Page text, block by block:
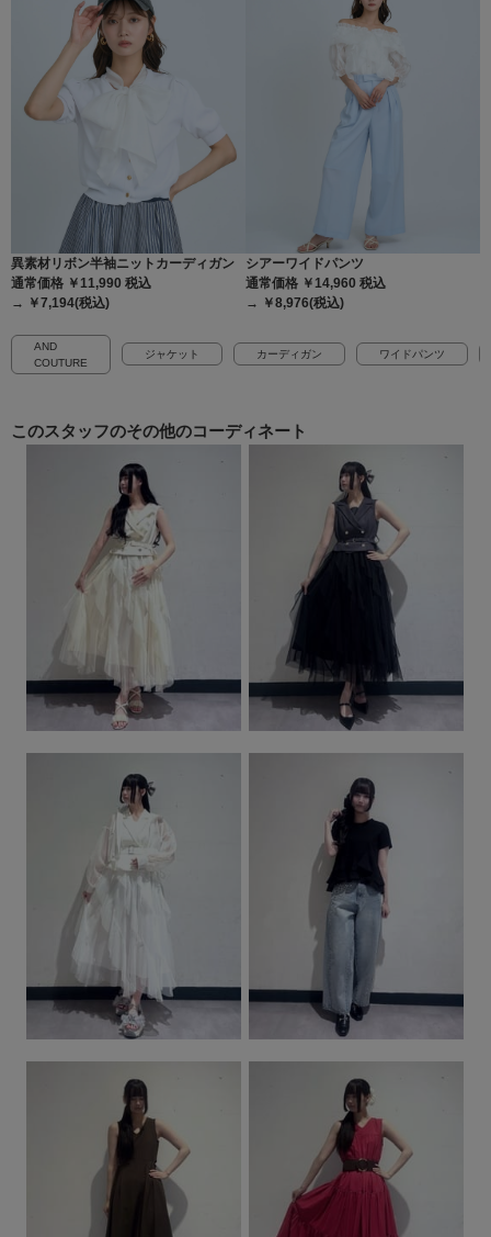
異素材リボン半袖ニットカーディガン
通常価格 ￥11,990 税込
→ ￥7,194(税込)
シアーワイドパンツ
通常価格 ￥14,960 税込
→ ￥8,976(税込)
AND
COUTURE
ジャケット カーディガン ワイドパンツ
このスタッフのその他のコーディネート